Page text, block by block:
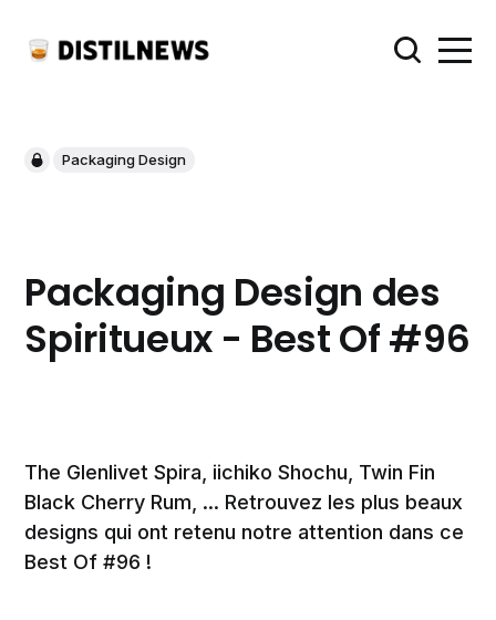
Packaging Design
Packaging Design des
Spiritueux - Best Of #96
The Glenlivet Spira, iichiko Shochu, Twin Fin
Black Cherry Rum, ... Retrouvez les plus beaux
designs qui ont retenu notre attention dans ce
Best Of #96 !